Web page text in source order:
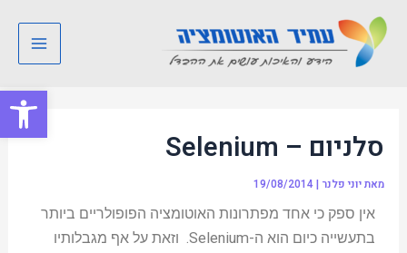
פתח
דילוג
לתוכן
Main
סלניום – Selenium
מאתיוני פלנר|
19/08/2014
אין ספק כי אחד מפתרונות האוטומציה הפופולריים ביותר
בתעשייה כיום הוא ה-Selenium. וזאת על אף מגבלותיו
Post
navigation